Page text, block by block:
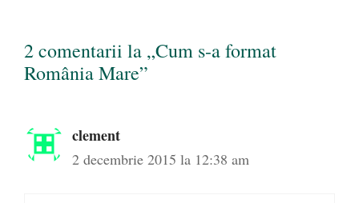
2 comentarii la „Cum s-a format
România Mare”
clement
2 decembrie 2015 la 12:38 am